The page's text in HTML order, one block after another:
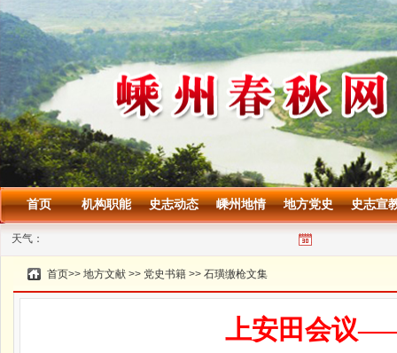
首页 机构职能 史志动态 嵊州地情 地方党史 史志宣
天气：
首页>> 地方文献 >> 党史书籍 >> 石璜缴枪文集
上安田会议